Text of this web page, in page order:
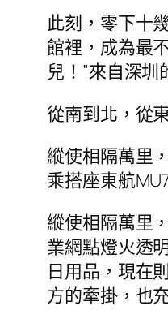
此刻，零下十
館裡，成為最
兒！”來自深
從南到北，從
縱使相隔萬里
乘搭座東航
縱使相隔萬里
業網點燈火透
日用品，現在
方的牽掛，也